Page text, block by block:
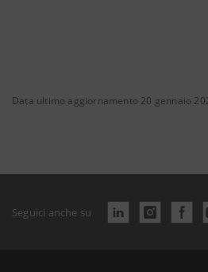
Data ultimo aggiornamento 20 gennaio
Seguici anche su